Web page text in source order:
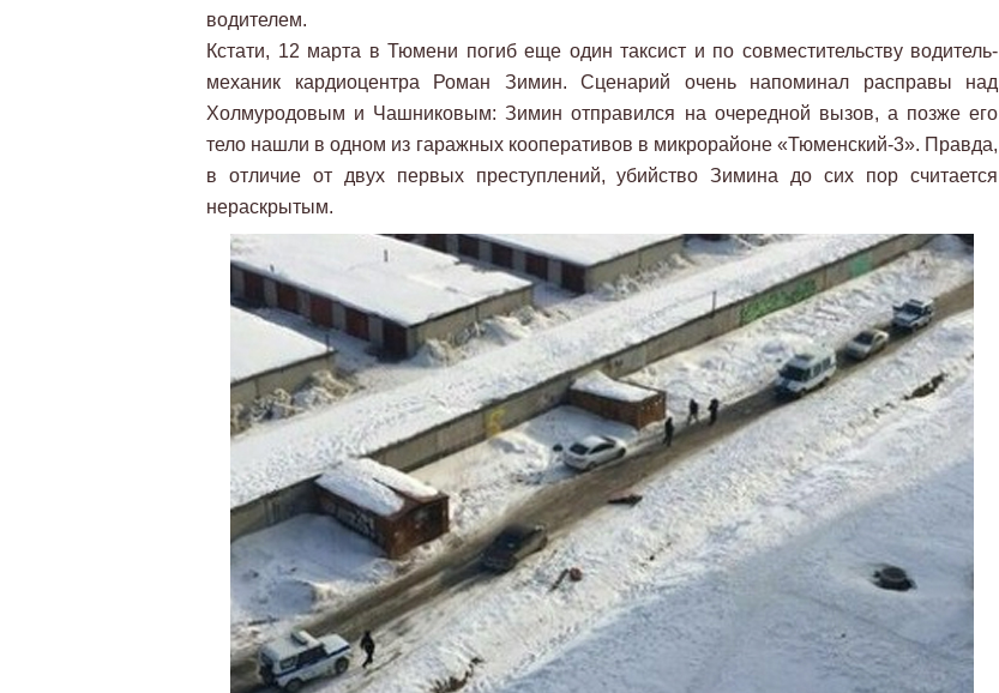
водителем.
Кстати, 12 марта в Тюмени погиб еще один таксист и по совместительству водитель-
механик кардиоцентра Роман Зимин. Сценарий очень напоминал расправы над
Холмуродовым и Чашниковым: Зимин отправился на очередной вызов, а позже его
тело нашли в одном из гаражных кооперативов в микрорайоне «Тюменский-3». Правда,
в отличие от двух первых преступлений, убийство Зимина до сих пор считается
нераскрытым.